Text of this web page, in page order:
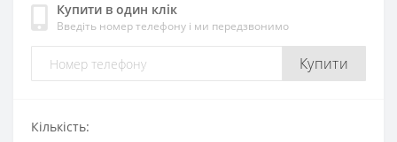
Купити в один клік
Введіть номер телефону і ми передзвонимо
Купити
Кількість: